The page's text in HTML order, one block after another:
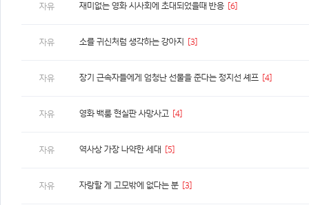
자유 재미없는 영화 시사회에 초대되었을때 반응 [6]
자유 소를 귀신처럼 생각하는 강아지 [3]
자유 장기 근속자들에게 엄청난 선물을 준다는 정지선 셰프 [4]
자유 영화 백룸 현실판 사망사고 [4]
자유 역사상 가장 나약한 세대 [5]
자유 자랑할 게 고모밖에 없다는 분 [3]